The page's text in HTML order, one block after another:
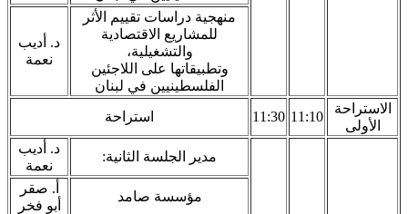
منهجية دراسات تقييم الأثر
للمشاريع الاقتصادية
والتشغيلية،
وتطبيقاتها على اللاجئين
الفلسطينيين في لبنان
د. أديب
نعمة
الاستراحة
الأولى
11:10
11:30 استراحة
مدير الجلسة الثانية:
د. أديب
نعمة
مؤسسة صامد
أ. صقر
أبو فخر